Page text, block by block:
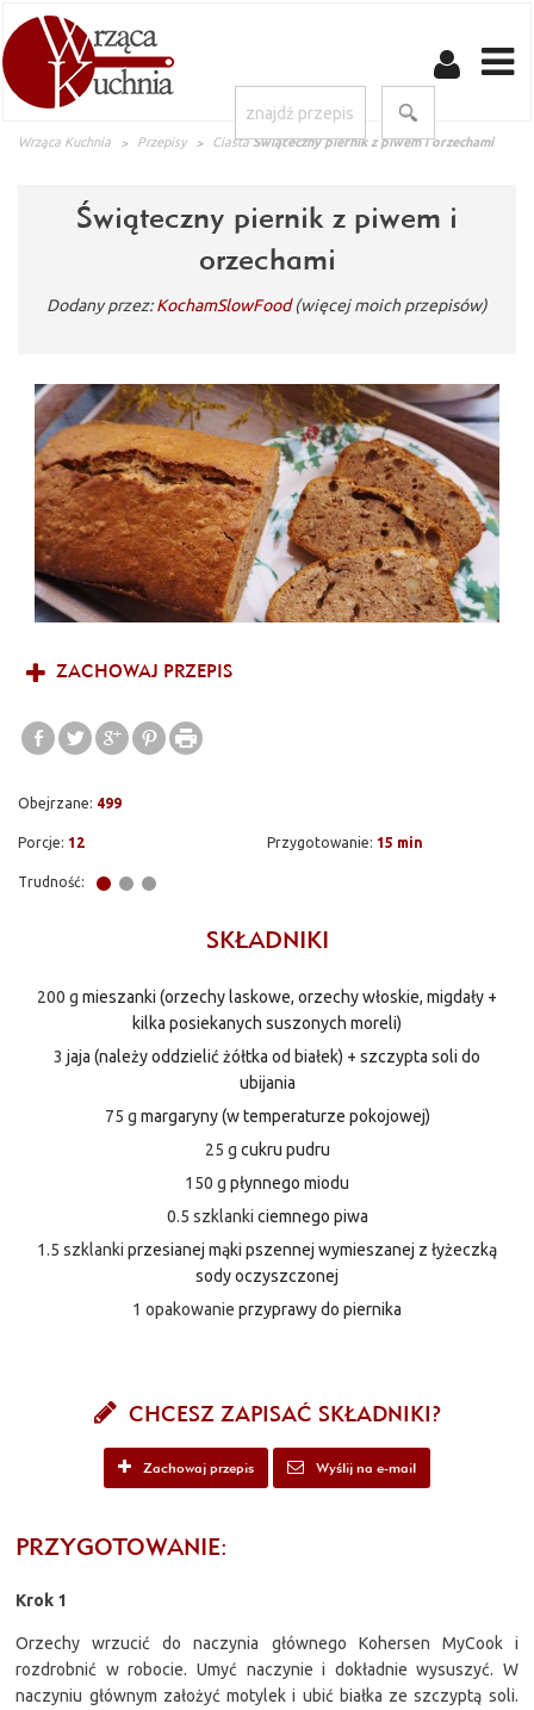
Wrząca Kuchnia Przepisy Ciasta Świąteczny piernik z piwem i orzechami
Świąteczny piernik z piwem i
orzechami
Dodany przez:KochamSlowFood (więcej moich przepisów)
ZACHOWAJ PRZEPIS
Obejrzane: 499
Porcje: 12 Przygotowanie: 15 min
Trudność:
SKŁADNIKI
200 g mieszanki (orzechy laskowe, orzechy włoskie, migdały +
kilka posiekanych suszonych moreli)
3 jaja (należy oddzielić żółtka od białek) + szczypta soli do
ubijania
75 g margaryny (w temperaturze pokojowej)
25 g cukru pudru
150 g płynnego miodu
0.5 szklanki ciemnego piwa
1.5 szklanki przesianej mąki pszennej wymieszanej z łyżeczką
sody oczyszczonej
1 opakowanie przyprawy do piernika
CHCESZ ZAPISAĆ SKŁADNIKI?
Zachowaj przepis Wyślij na e-mail
PRZYGOTOWANIE:
Krok 1
Orzechy wrzucić do naczynia głównego Kohersen MyCook i
rozdrobnić w robocie. Umyć naczynie i dokładnie wysuszyć. W
naczyniu głównym założyć motylek i ubić białka ze szczyptą soli.